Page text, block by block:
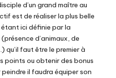
d’un grand maître au
est de réaliser la plus belle
ici définie par la
d’animaux, de
faut être le premier à
points ou obtenir des bonus
il faudra équiper son